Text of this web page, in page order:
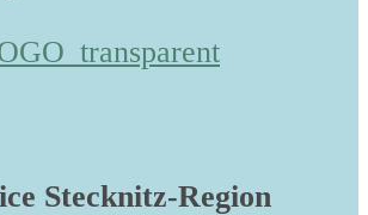
Stecknitz-Region